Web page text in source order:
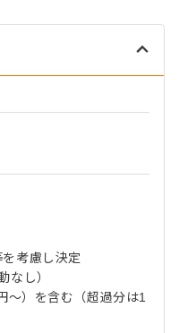
考慮し決定
なし）
）を含む（超過分は1